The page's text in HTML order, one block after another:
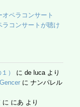
オペラコンサート
ラコンサートが聴け
） に de lucaより
に ナンパレル
に にあ より